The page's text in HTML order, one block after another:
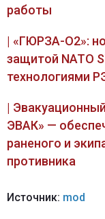
работы
| «ГЮРЗА-О2»:
защитой NATO
технологиями
|
ЭВАК» —
раненого и
противника
Источник: mod